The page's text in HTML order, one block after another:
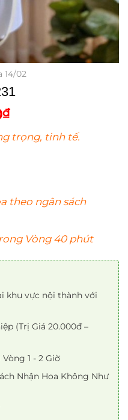
14/02
₫Giá
tại
trọng, tinh tế.
theo ngân sách
Vòng 40 phút
khu vực nội thành với
(Trị Giá 20.000đ –
1 - 2 Giờ
Nhận Hoa Không Như